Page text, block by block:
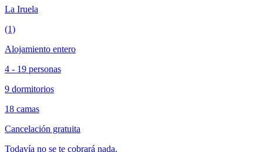
La Iruela
(1)
Alojamiento entero
4 - 19 personas
9 dormitorios
18 camas
Cancelación gratuita
Todavía no se te cobrará nada.